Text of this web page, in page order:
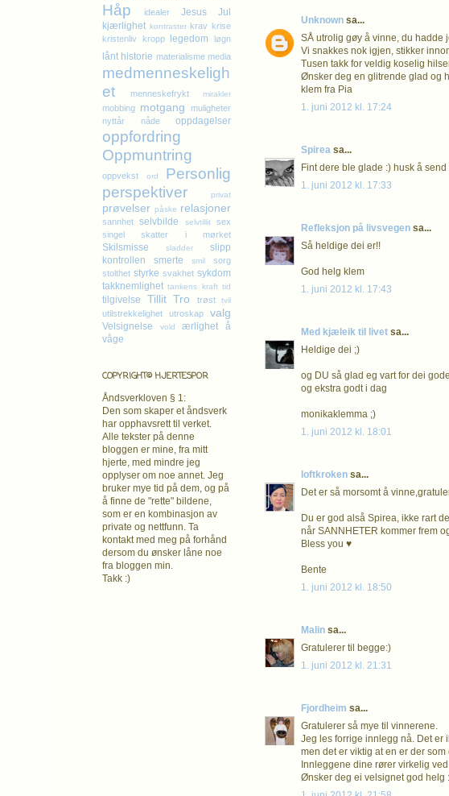
Unknown sa...
SÅ utrolig gøy å vinne, du hadde
Vi snakkes nok igjen, stikker
Tusen takk for veldig koselig
Ønsker deg en glitrende glad og
klem fra Pia
1. juni 2012 kl. 17:24
Spirea sa...
Fint dere ble glade :) husk å
1. juni 2012 kl. 17:33
Refleksjon på livsvegen sa...
Så heldige dei er!!
God helg klem
1. juni 2012 kl. 17:43
Med kjæleik til livet sa...
Heldige dei ;)
og DU så glad eg vart for dei
og ekstra godt i dag
monikaklemma ;)
1. juni 2012 kl. 18:01
loftkroken sa...
Det er så morsomt å
Du er god alså Spirea, ikke rart
når SANNHETER kommer frem
Bless you ♥
Bente
1. juni 2012 kl. 18:50
Malin sa...
Gratulerer til begge:)
1. juni 2012 kl. 21:31
Fjordheim sa...
Gratulerer så mye til vinnerene.
Jeg les forrige innlegg nå. Det er
men det er viktig at en er der
Innleggene dine rører virkelig
Ønsker deg ei velsignet god helg
Håp idealer Jesus
Jul
kjærlighet kontraster krav krise
kristenliv kropp legedom løgn
lånt historie materialisme media
medmenneskeligh
et
menneskefrykt mirakler
mobbing motgang
muligheter
nyttår
nåde oppdagelser
oppfordring
Oppmuntring
oppvekst ord
Personlig
perspektiver
privat
prøvelser påske relasjoner
sannhet selvbilde selvtillit
sex
singel
skatter i mørket
Skilsmisse sladder
slipp
kontrollen
smerte smil
sorg
stolthet styrke svakhet sykdom
takknemlighet tankens kraft tid
tilgivelse Tillit Tro trøst tvil
utilstrekkelighet utroskap valg
Velsignelse vold ærlighet
å
våge
COPYRIGHT© HJERTESPOR
Åndsverkloven § 1:
Den som skaper et åndsverk
har opphavsretttil verket.
Alle tekster på denne
bloggen er mine, fra mitt
hjerte, med mindre jeg
opplyser om noe annet. Jeg
bruker mye tid på dem, og på
å finne de "rette" bildene,
som er en kombinasjon av
private og nettfunn. Ta
kontakt med meg på forhånd
dersom du ønsker låne noe
fra bloggen min.
Takk :)